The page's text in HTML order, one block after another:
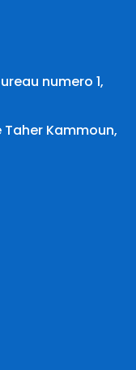
numero 1,
Kammoun,